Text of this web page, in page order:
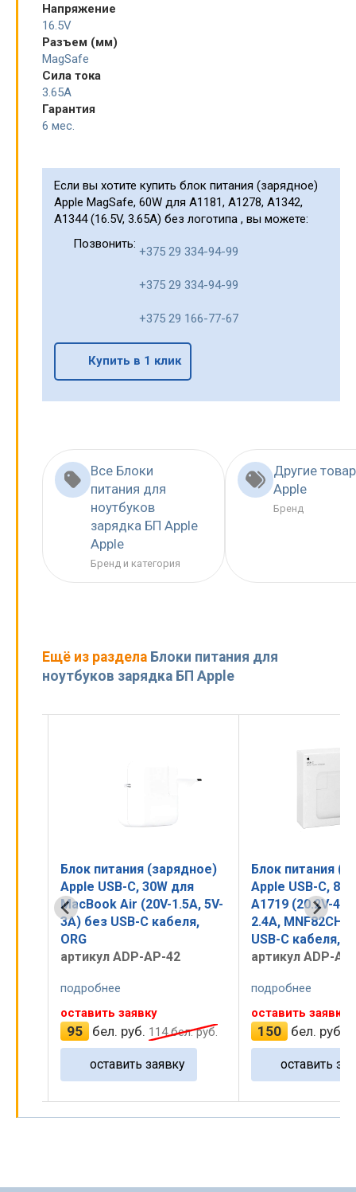
Напряжение
16.5V
Разъем (мм)
MagSafe
Сила тока
3.65A
Гарантия
6 мес.
Если вы хотите купить блок питания (зарядное)
Apple MagSafe, 60W для A1181, A1278, A1342,
A1344 (16.5V, 3.65A) без логотипа , вы можете:
Позвонить:
+375 29 334-94-99
+375 29 334-94-99
+375 29 166-77-67
Купить в 1 клик
Все Блоки
питания для
ноутбуков
зарядка БП Apple
Apple
Бренд и категория
Другие
Apple
Бренд
Ещё из раздела Блоки питания для
ноутбуков зарядка БП Apple
Блок питания (зарядное)
Apple USB-C, 30W для
MacBook Air (20V-1.5A, 5V-
3A) без USB-C кабеля,
ORG
артикул ADP-AP-42
подробнее
оставить заявку
95 бел. руб. 114бел. руб.
оставить заявку
Блок питания
Apple USB-C,
A1719 (20.2V-
2.4A, MNF82CH/
USB-C кабеля,
артикул ADP-
подробнее
оставить заявку
150 бел. руб.
оставить